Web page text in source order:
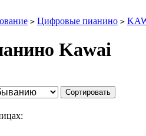
> Цифровые пианино >
Kawai